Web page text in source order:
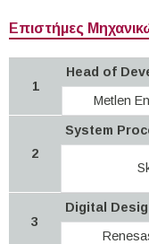
Επιστήμες
1
Head of
Metlen
2
System
3
Digital